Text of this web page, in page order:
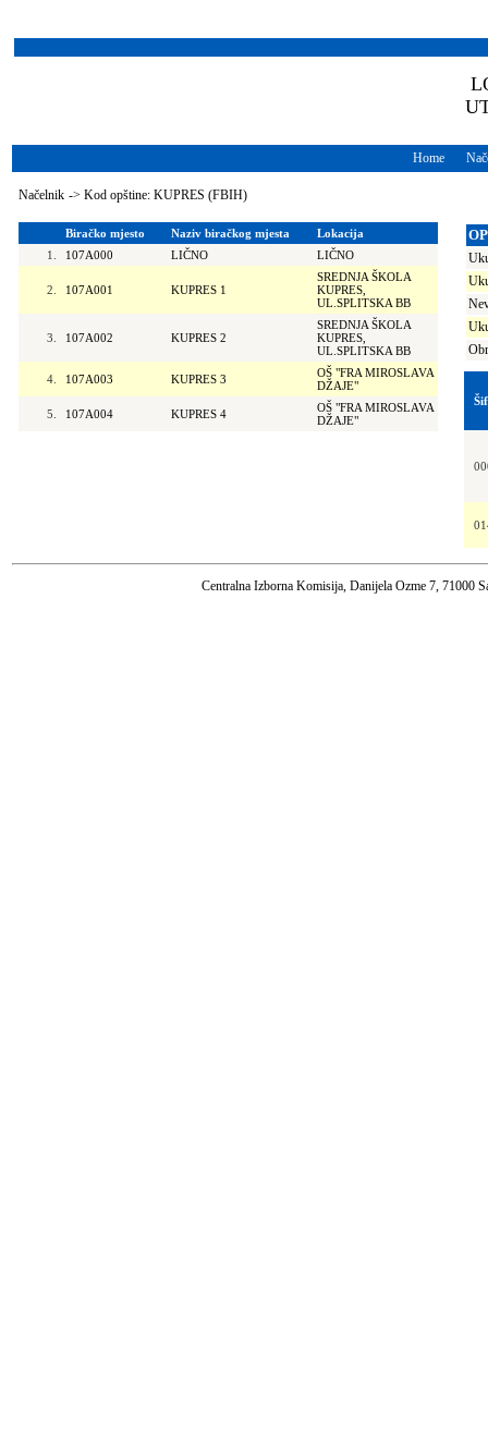
Home
Načelnik -> Kod opštine: KUPRES (FBIH)
Biračko mjesto Naziv biračkog mjesta
Lokacija
1.
107A000 LIČNO LIČNO
2. 107A001 KUPRES 1
SREDNJA ŠKOLA
KUPRES,
UL.SPLITSKA BB
3. 107A002 KUPRES 2
SREDNJA ŠKOLA
KUPRES,
UL.SPLITSKA BB
4. 107A003 KUPRES 3
OŠ "FRA MIROSLAVA
DŽAJE"
5. 107A004 KUPRES 4
OŠ "FRA MIROSLAVA
DŽAJE"
Centralna Izborna Komisija, Danijela Ozme 7, 71000